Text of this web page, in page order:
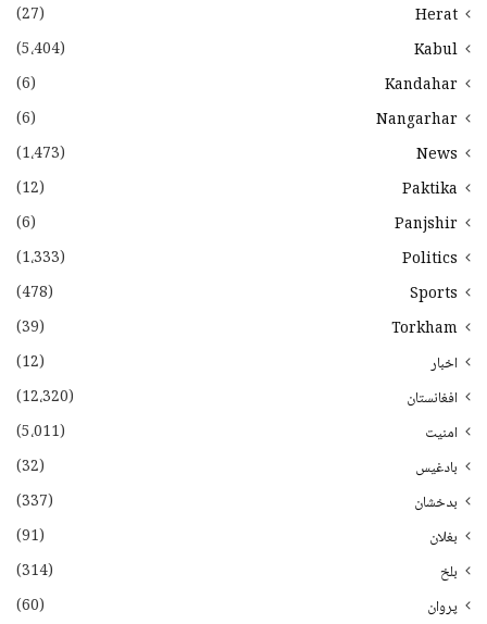
Herat
(27)
Kabul
(5،404)
Kandahar
(6)
Nangarhar
(6)
News
(1،473)
Paktika
(12)
Panjshir
(6)
Politics
(1،333)
Sports
(478)
Torkham
(39)
اخبار
(12)
افغانستان
(12،320)
امنیت
(5،011)
بادغیس
(32)
بدخشان
(337)
بغلان
(91)
بلخ
(314)
پروان
(60)